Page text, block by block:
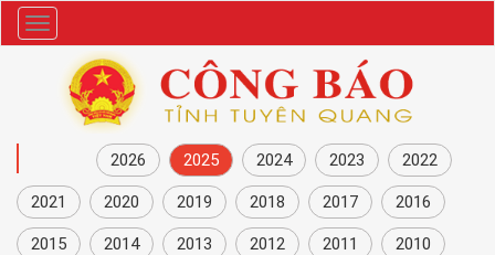
Danh
mục
2026 2025 2024 2023 2022
2021 2020 2019 2018 2017 2016
2015 2014 2013 2012 2011 2010